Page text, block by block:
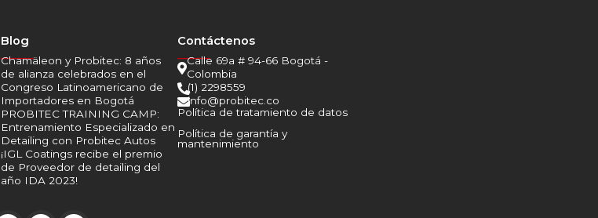
Blog
______
Chamäleon y Probitec: 8 años
de alianza celebrados en el
Congreso Latinoamericano de
Importadores en Bogotá
PROBITEC TRAINING CAMP:
Entrenamiento Especializado en
Detailing con Probitec Autos
¡IGL Coatings recibe el premio
de Proveedor de detailing del
año IDA 2023!
Contáctenos
______

Calle 69a # 94-66 Bogotá -
Colombia
(1) 2298559
info@probitec.co
Política de tratamiento de datos
Política de garantía y
mantenimiento